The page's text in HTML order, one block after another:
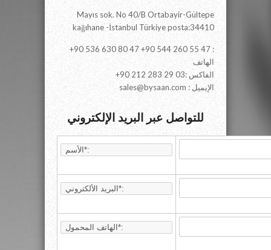
Mayıs sok. No 40/B Ortabayir-Gültepe
kağıhane -İstanbul Türkiye posta:34410
+90 536 630 80 47 +90 544 260 55 47 :
الهاتف
+90 212 283 29 03: الفاكس
sales@bysaan.com : الإيميل
للتواصل عبر البريد الإلكتروني